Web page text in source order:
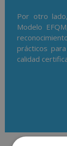
Por otro
Modelo
prácticos
calidad